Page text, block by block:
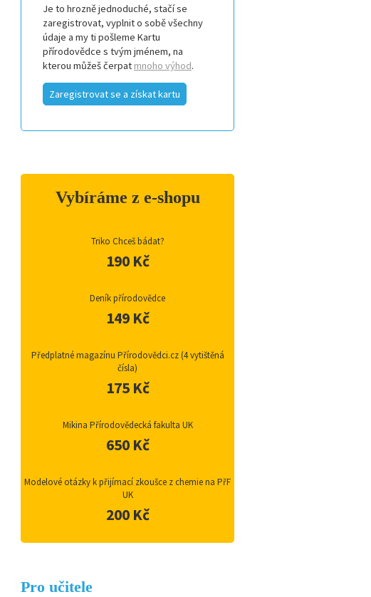
Je to hrozně jednoduché, stačí se
zaregistrovat, vyplnit o sobě všechny
údaje a my ti pošleme Kartu
přírodovědce s tvým jménem, na
kterou můžeš čerpat mnoho výhod.
Zaregistrovat se a získat kartu
Vybíráme z e-shopu
Triko Chceš bádat?
190 Kč
Deník přírodovědce
149 Kč
Předplatné magazínu Přírodovědci.cz (4 vytištěná
čísla)
175 Kč
Mikina Přírodovědecká fakulta UK
650 Kč
Modelové otázky k přijímací zkoušce z chemie na PřF
UK
200 Kč
Pro učitele